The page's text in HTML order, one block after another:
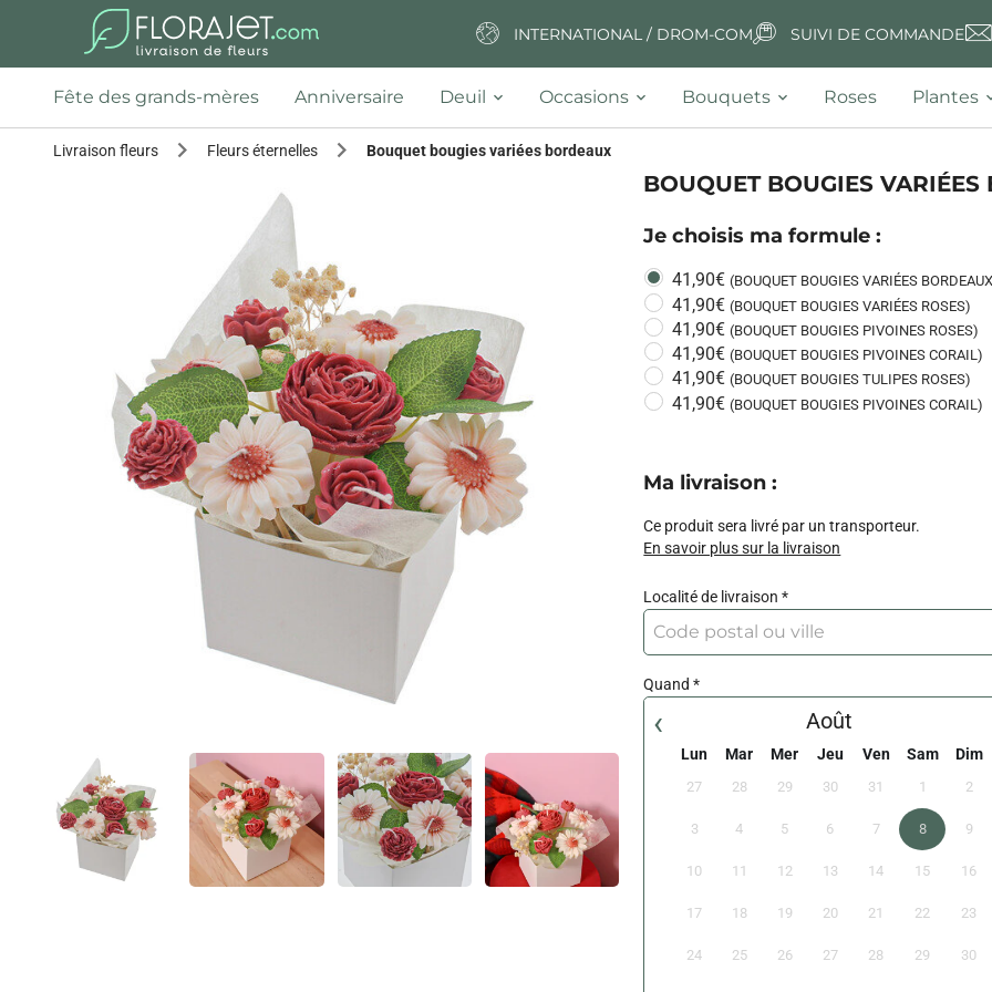
INTERNATIONAL / DROM-COM SUIVI DE COMMANDE
Fête des grands-mères Anniversaire Deuil Occasions Bouquets Roses Plantes
Livraison fleurs Fleurs éternelles Bouquet bougies variées bordeaux
BOUQUET BOUGIES VARIÉES
Je choisis ma formule :
41,90€ (BOUQUET BOUGIES VARIÉES
41,90€ (BOUQUET BOUGIES VARIÉES ROSES)
41,90€ (BOUQUET BOUGIES PIVOINES ROSES)
41,90€ (BOUQUET BOUGIES PIVOINES CORAIL)
41,90€ (BOUQUET BOUGIES TULIPES ROSES)
41,90€ (BOUQUET BOUGIES PIVOINES CORAIL)
Ma livraison :
Ce produit sera livré par un transporteur.
En savoir plus sur la livraison
Localité de livraison
Quand
‹ Août
Lun Mar Mer Jeu Ven Sam Dim
27 28 29 30 31 1 2
3 4 5 6 7 8 9
10 11 12 13 14 15 16
17 18 19 20 21 22 23
24 25 26 27 28 29 30